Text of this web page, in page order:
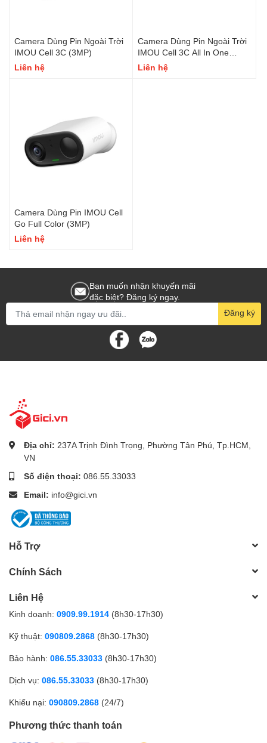
Camera Dùng Pin Ngoài Trời
IMOU Cell 3C (3MP)
Liên hệ
Camera Dùng Pin Ngoài Trời
IMOU Cell 3C All In One
(3MP)
Liên hệ
Camera Dùng Pin IMOU Cell
Go Full Color (3MP)
Liên hệ
Bạn muốn nhận khuyến mãi
đặc biệt? Đăng ký ngay.
Đăng ký
Địa chỉ: 237A Trịnh Đình Trọng, Phường Tân Phú, Tp.HCM,
VN
Số điện thoại: 086.55.33033
Email: info@gici.vn
Hỗ Trợ
Chính Sách
Liên Hệ
Kinh doanh: 0909.99.1914 (8h30-17h30)
Kỹ thuật: 090809.2868 (8h30-17h30)
Bảo hành: 086.55.33033 (8h30-17h30)
Dịch vụ: 086.55.33033 (8h30-17h30)
Khiếu nại: 090809.2868 (24/7)
Phương thức thanh toán